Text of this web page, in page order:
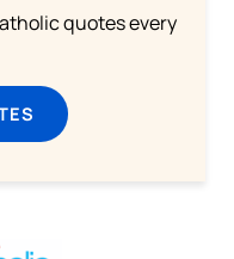
quotes every